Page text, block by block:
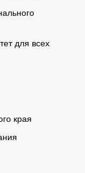
для всех
края